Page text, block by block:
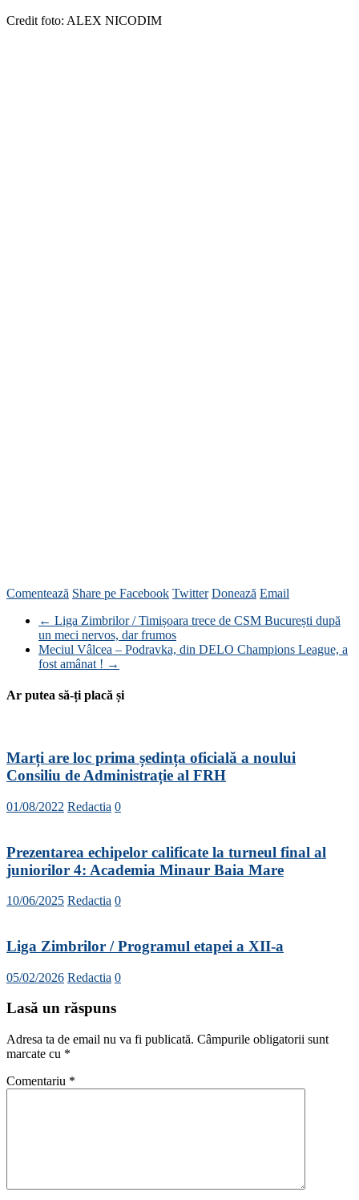
Credit foto: ALEX NICODIM
Comentează Share pe Facebook Twitter Donează Email
← Liga Zimbrilor / Timișoara trece de CSM București după
un meci nervos, dar frumos
Meciul Vâlcea – Podravka, din DELO Champions League, a
fost amânat ! →
Ar putea să-ți placă și
Marți are loc prima ședința oficială a noului
Consiliu de Administrație al FRH
01/08/2022 Redactia 0
Prezentarea echipelor calificate la turneul final al
juniorilor 4: Academia Minaur Baia Mare
10/06/2025 Redactia 0
Liga Zimbrilor / Programul etapei a XII-a
05/02/2026 Redactia 0
Lasă un răspuns
Adresa ta de email nu va fi publicată. Câmpurile obligatorii sunt
marcate cu *
Comentariu *